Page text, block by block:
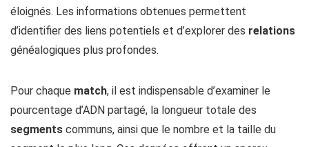
éloignés. Les informations obtenues permettent
d’identifier des liens potentiels et d’explorer des relations
généalogiques plus profondes.
Pour chaque match, il est indispensable d’examiner le
pourcentage d’ADN partagé, la longueur totale des
segments communs, ainsi que le nombre et la taille du